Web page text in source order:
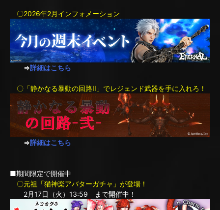
〇2026年2月インフォメーション
⇒詳細はこちら
〇「静かなる暴動の回路II」でレジェンド武器を手に入れろ！
⇒詳細はこちら
■期間限定で開催中
〇元祖「猫神楽アバターガチャ」が登場！
2月17日（火）13:59 まで開催中！